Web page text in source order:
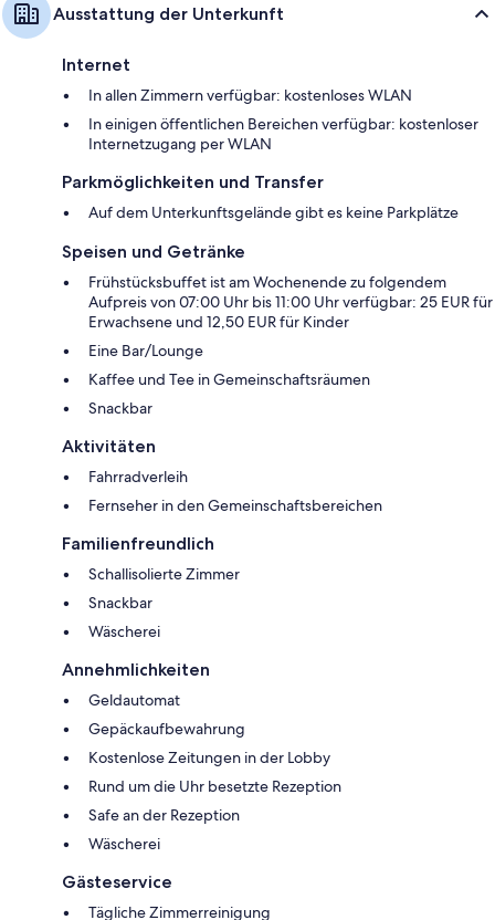
Ausstattung der Unterkunft
Internet
In allen Zimmern verfügbar: kostenloses WLAN
In einigen öffentlichen Bereichen verfügbar: kostenloser
Internetzugang per WLAN
Parkmöglichkeiten und Transfer
Auf dem Unterkunftsgelände gibt es keine Parkplätze
Speisen und Getränke
Frühstücksbuffet ist am Wochenende zu folgendem
Aufpreis von 07:00 Uhr bis 11:00 Uhr verfügbar: 25 EUR für
Erwachsene und 12,50 EUR für Kinder
Eine Bar/Lounge
Kaffee und Tee in Gemeinschaftsräumen
Snackbar
Aktivitäten
Fahrradverleih
Fernseher in den Gemeinschaftsbereichen
Familienfreundlich
Schallisolierte Zimmer
Snackbar
Wäscherei
Annehmlichkeiten
Geldautomat
Gepäckaufbewahrung
Kostenlose Zeitungen in der Lobby
Rund um die Uhr besetzte Rezeption
Safe an der Rezeption
Wäscherei
Gästeservice
Tägliche Zimmerreinigung